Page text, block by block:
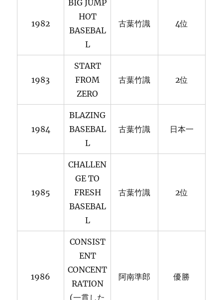
1982
BIG JUMP
HOT
BASEBAL
L
古葉竹識 4位
1983
START
FROM
ZERO
古葉竹識 2位
1984
BLAZING
BASEBAL
L
古葉竹識 日本一
1985
CHALLEN
GE TO
FRESH
BASEBAL
L
古葉竹識 2位
1986
CONSIST
ENT
CONCENT
RATION
(一貫した
阿南準郎 優勝